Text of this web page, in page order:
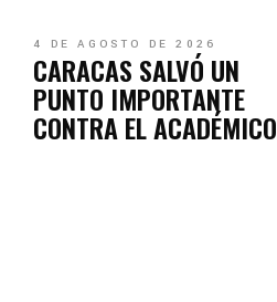
4 DE AGOSTO DE 2026
CARACAS SALVÓ UN
PUNTO IMPORTANTE
CONTRA EL ACADÉMICO